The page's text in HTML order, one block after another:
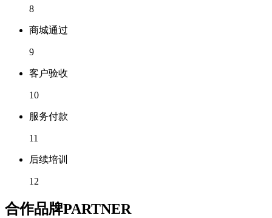
8
商城通过
9
客户验收
10
服务付款
11
后续培训
12
合作品牌PARTNER